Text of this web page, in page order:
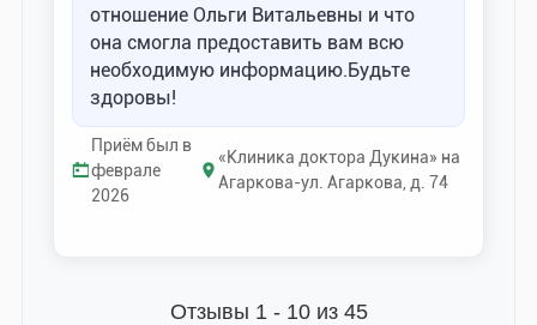
отношение Ольги Витальевны и что
она смогла предоставить вам всю
необходимую информацию.Будьте
здоровы!
Приём был в
феврале
2026
«Клиника доктора Дукина» на
Агаркова-ул. Агаркова, д. 74
Отзывы 1 - 10 из 45